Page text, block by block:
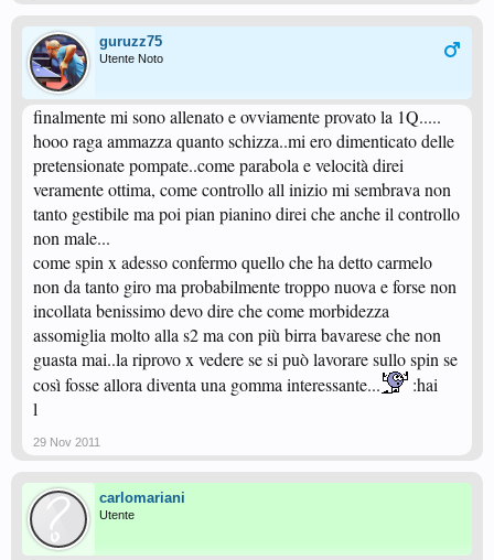
guruzz75
Utente Noto
finalmente mi sono allenato e ovviamente provato la 1Q.....
hooo raga ammazza quanto schizza..mi ero dimenticato delle
pretensionate pompate..come parabola e velocità direi
veramente ottima, come controllo all inizio mi sembrava non
tanto gestibile ma poi pian pianino direi che anche il controllo
non male...
come spin x adesso confermo quello che ha detto carmelo
non da tanto giro ma probabilmente troppo nuova e forse non
incollata benissimo devo dire che come morbidezza
assomiglia molto alla s2 ma con più birra bavarese che non
guasta mai..la riprovo x vedere se si può lavorare sullo spin se
così fosse allora diventa una gomma interessante...
:hai
l
29 Nov 2011
carlomariani
Utente